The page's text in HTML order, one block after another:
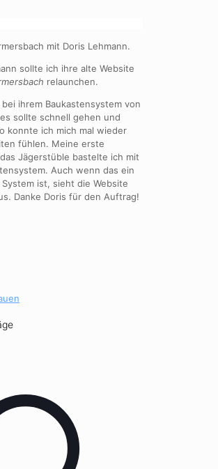
mit Doris Lehmann.
sollte ich ihre alte Website
relaunchen.
ihrem Baukastensystem von
sollte schnell gehen und
konnte ich mich mal wieder
fühlen. Meine erste
Jägerstüble bastelte ich mit
Auch wenn das ein
ist, sieht die Website
Danke Doris für den Auftrag!